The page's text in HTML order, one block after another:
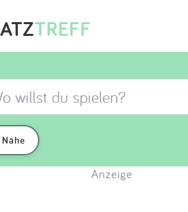
TREFF
Anzeige